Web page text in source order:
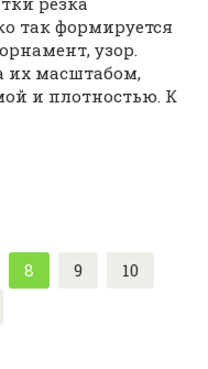
так формируется
узор.
их масштабом,
и плотностью. К
8 9
10